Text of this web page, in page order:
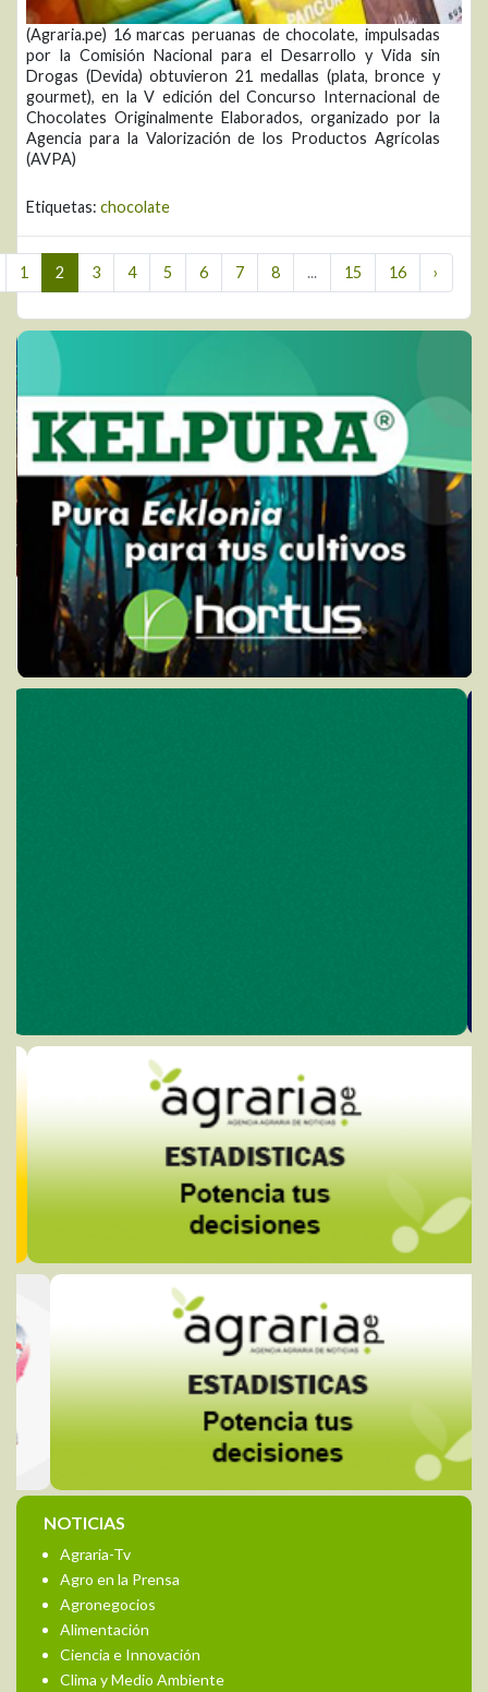
(Agraria.pe) 16 marcas peruanas de chocolate, impulsadas
por la Comisión Nacional para el Desarrollo y Vida sin
Drogas (Devida) obtuvieron 21 medallas (plata, bronce y
gourmet), en la V edición del Concurso Internacional de
Chocolates Originalmente Elaborados, organizado por la
Agencia para la Valorización de los Productos Agrícolas
(AVPA)
Etiquetas: chocolate
1 2 3 4 5 6 7 8 ... 15 16 ›
NOTICIAS
Agraria-Tv
Agro en la Prensa
Agronegocios
Alimentación
Ciencia e Innovación
Clima y Medio Ambiente